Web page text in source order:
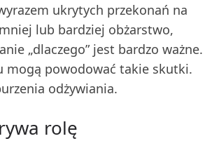
ukrytych przekonań na
lub bardziej obżarstwo,
„dlaczego” jest bardzo ważne.
mogą powodować takie skutki.
odżywiania.
rolę